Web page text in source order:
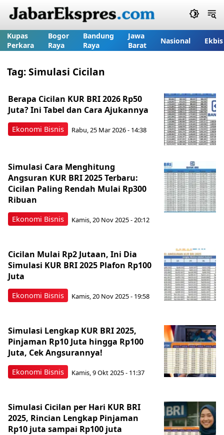
Kupas
Perkara
Bogor
Raya
Bandung
Raya
Jawa
Barat
Nasional Ekbis
Tag:Simulasi Cicilan
Ekonomi Bisnis
Berapa Cicilan KUR BRI 2026 Rp50
Juta? Ini Tabel dan Cara Ajukannya
Rabu, 25 Mar 2026 - 14:38
Ekonomi Bisnis
Simulasi Cara Menghitung
Angsuran KUR BRI 2025 Terbaru:
Cicilan Paling Rendah Mulai Rp300
Ribuan
Kamis, 20 Nov 2025 - 20:12
Ekonomi Bisnis
Cicilan Mulai Rp2 Jutaan, Ini Dia
Simulasi KUR BRI 2025 Plafon Rp100
Juta
Kamis, 20 Nov 2025 - 19:58
Ekonomi Bisnis
Simulasi Lengkap KUR BRI 2025,
Pinjaman Rp10 Juta hingga Rp100
Juta, Cek Angsurannya!
Kamis, 9 Okt 2025 - 11:37
Simulasi Cicilan per Hari KUR BRI
2025, Rincian Lengkap Pinjaman
Rp10 juta sampai Rp100 juta